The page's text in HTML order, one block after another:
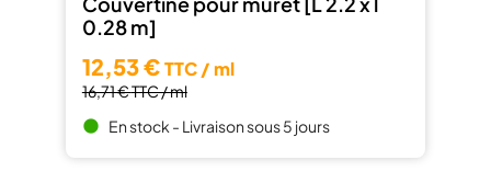
0.28 m]
12,53 €TTC / ml
16,71 €TTC / ml
brightness_1 En stock - Livraison sous 5 jours